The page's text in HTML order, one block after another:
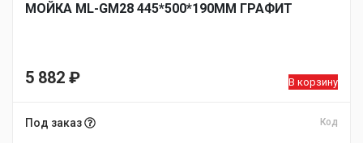
МОЙКА ML-GM28 445*500*190ММ ГРАФИТ
5 882 ₽ В корзину
Под заказ Код